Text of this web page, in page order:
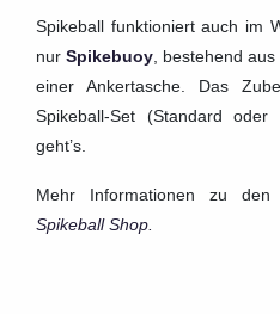
Spikeball funktioniert auch im
nur Spikebuoy , bestehend
einer Ankertasche. Das
Spikeball-Set (Standard
geht’s.
Mehr Informationen zu
Spikeball Shop.